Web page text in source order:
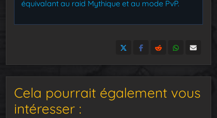
équivalant au raid Mythique et au mode PvP.
Cela pourrait également vous
intéresser :